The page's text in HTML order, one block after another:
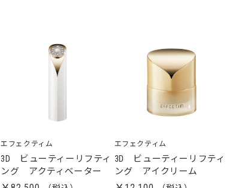
エフェクティム
3D ビューティーリフティ
ング アクティベーター
エフェクティム
3D ビューティーリフティ
ング アイクリーム